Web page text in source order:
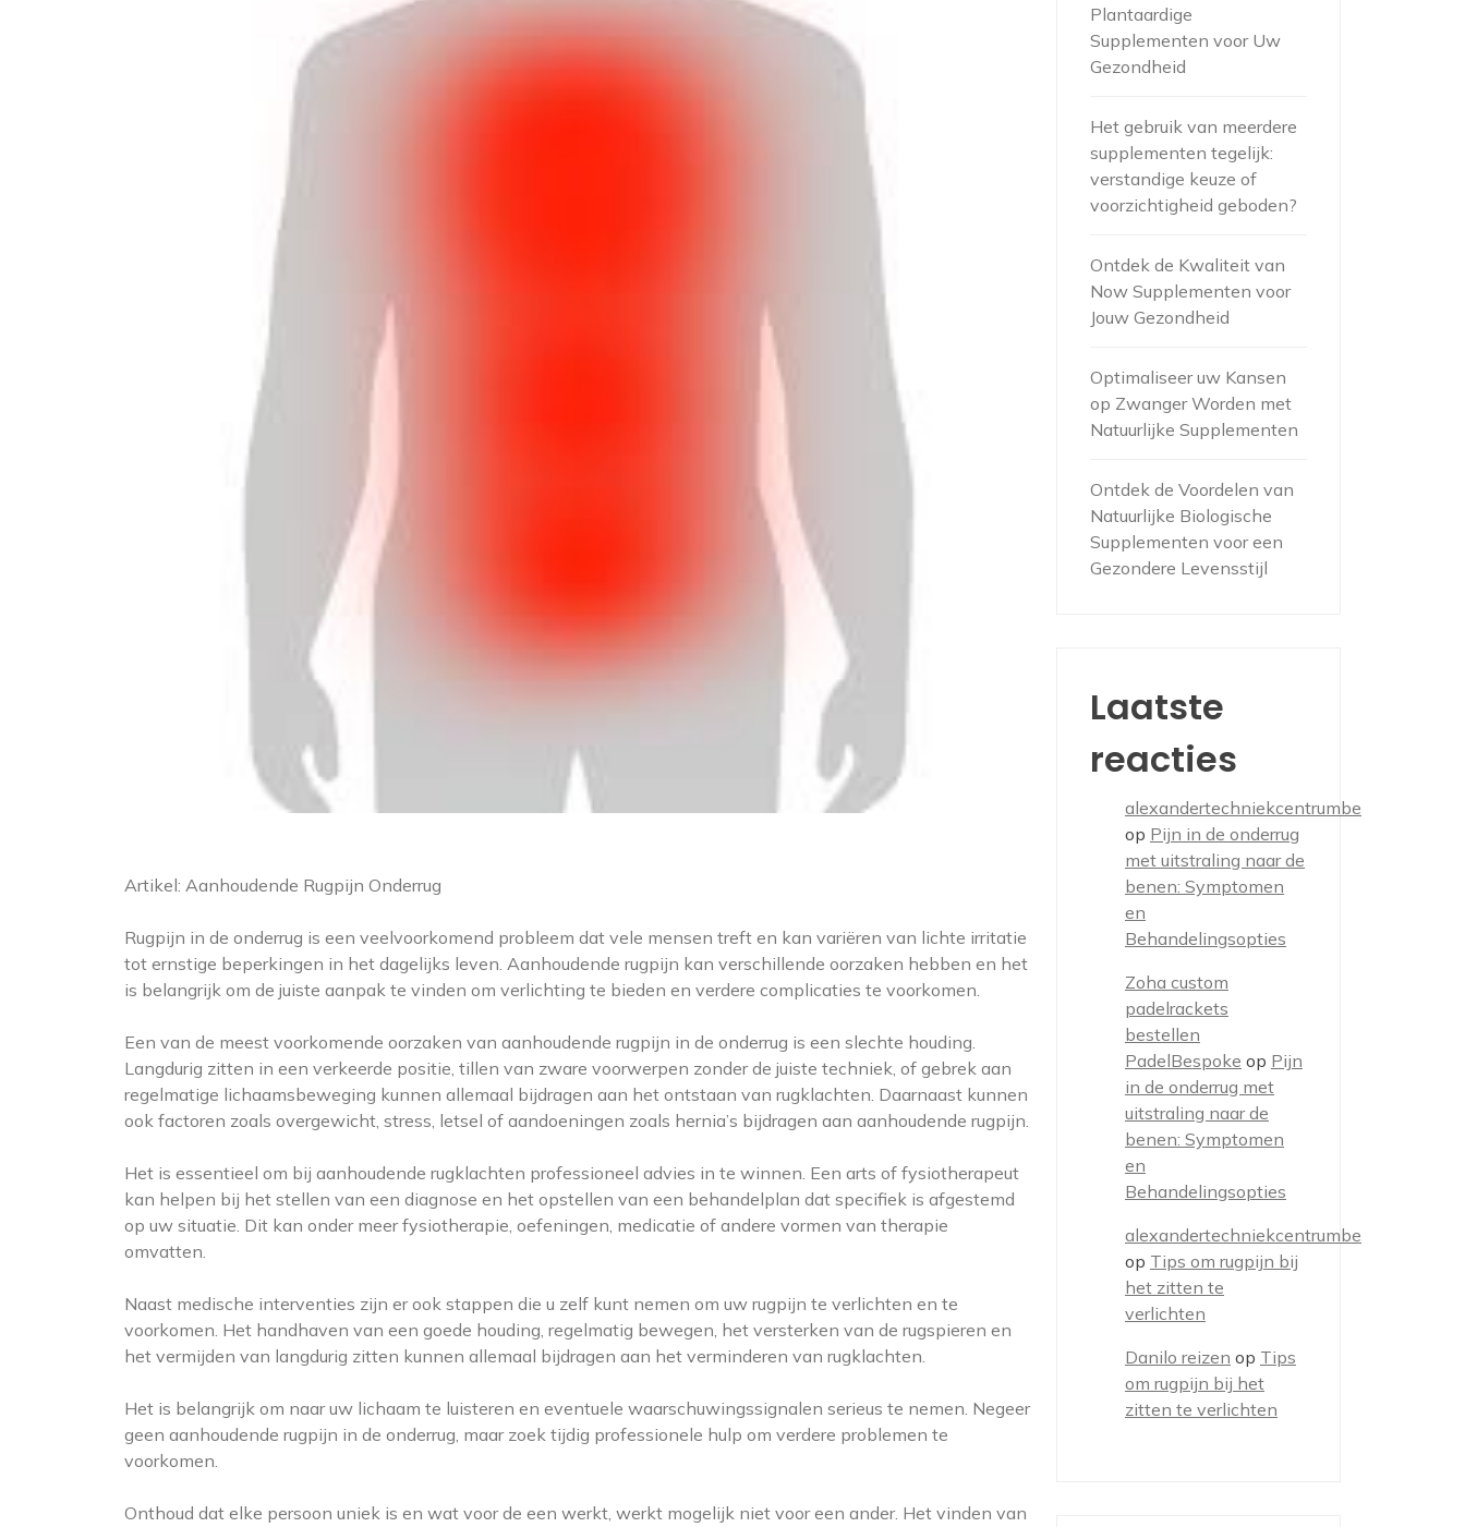
Artikel: Aanhoudende Rugpijn Onderrug
Rugpijn in de onderrug is een veelvoorkomend probleem dat vele mensen treft en kan variëren van lichte irritatie
tot ernstige beperkingen in het dagelijks leven. Aanhoudende rugpijn kan verschillende oorzaken hebben en het
is belangrijk om de juiste aanpak te vinden om verlichting te bieden en verdere complicaties te voorkomen.
Een van de meest voorkomende oorzaken van aanhoudende rugpijn in de onderrug is een slechte houding.
Langdurig zitten in een verkeerde positie, tillen van zware voorwerpen zonder de juiste techniek, of gebrek aan
regelmatige lichaamsbeweging kunnen allemaal bijdragen aan het ontstaan van rugklachten. Daarnaast kunnen
ook factoren zoals overgewicht, stress, letsel of aandoeningen zoals hernia’s bijdragen aan aanhoudende rugpijn.
Het is essentieel om bij aanhoudende rugklachten professioneel advies in te winnen. Een arts of fysiotherapeut
kan helpen bij het stellen van een diagnose en het opstellen van een behandelplan dat specifiek is afgestemd
op uw situatie. Dit kan onder meer fysiotherapie, oefeningen, medicatie of andere vormen van therapie
omvatten.
Naast medische interventies zijn er ook stappen die u zelf kunt nemen om uw rugpijn te verlichten en te
voorkomen. Het handhaven van een goede houding, regelmatig bewegen, het versterken van de rugspieren en
het vermijden van langdurig zitten kunnen allemaal bijdragen aan het verminderen van rugklachten.
Het is belangrijk om naar uw lichaam te luisteren en eventuele waarschuwingssignalen serieus te nemen. Negeer
geen aanhoudende rugpijn in de onderrug, maar zoek tijdig professionele hulp om verdere problemen te
voorkomen.
Onthoud dat elke persoon uniek is en wat voor de een werkt, werkt mogelijk niet voor een ander. Het vinden van
Plantaardige
Supplementen voor Uw
Gezondheid
Het gebruik van meerdere
supplementen tegelijk:
verstandige keuze of
voorzichtigheid geboden?
Ontdek de Kwaliteit van
Now Supplementen voor
Jouw Gezondheid
Optimaliseer uw Kansen
op Zwanger Worden met
Natuurlijke Supplementen
Ontdek de Voordelen van
Natuurlijke Biologische
Supplementen voor een
Gezondere Levensstijl
Laatste
reacties
alexandertechniekcentrumbe
op Pijn in de onderrug
met uitstraling naar de
benen: Symptomen
en
Behandelingsopties
Zoha custom
padelrackets
bestellen
PadelBespoke op Pijn
in de onderrug met
uitstraling naar de
benen: Symptomen
en
Behandelingsopties
alexandertechniekcentrumbe
op Tips om rugpijn bij
het zitten te
verlichten
Danilo reizen op Tips
om rugpijn bij het
zitten te verlichten